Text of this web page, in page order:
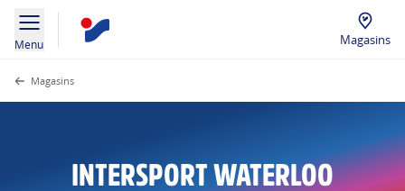
Menu Magasins
Magasins
INTERSPORT WATERLOO